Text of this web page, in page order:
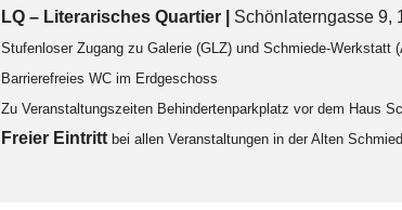
LQ – Literarisches Quartier | Schönlaterngasse 9,
Stufenloser Zugang zu Galerie (GLZ) und Schmiede-Werkstatt
Barrierefreies WC im Erdgeschoss
Zu Veranstaltungszeiten Behindertenparkplatz vor dem Haus
Freier Eintritt bei allen Veranstaltungen in der Alten